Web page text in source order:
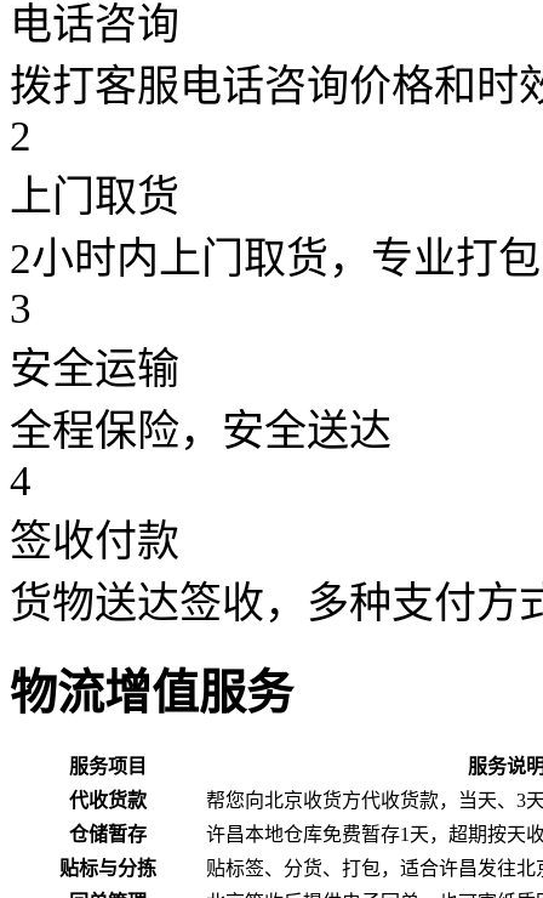
电话咨询
拨打客服电话咨询价格和时
2
上门取货
2小时内上门取货，专业打包
3
安全运输
全程保险，安全送达
4
签收付款
货物送达签收，多种支付方
物流增值服务
服务项目
服务说
代收货款
帮您向北京收货方代收货款，当天、3
仓储暂存
许昌本地仓库免费暂存1天，超期按天
贴标与分拣
贴标签、分货、打包，适合许昌发往